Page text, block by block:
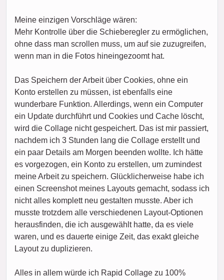
Meine einzigen Vorschläge wären:
Mehr Kontrolle über die Schieberegler zu ermöglichen,
ohne dass man scrollen muss, um auf sie zuzugreifen,
wenn man in die Fotos hineingezoomt hat.
Das Speichern der Arbeit über Cookies, ohne ein
Konto erstellen zu müssen, ist ebenfalls eine
wunderbare Funktion. Allerdings, wenn ein Computer
ein Update durchführt und Cookies und Cache löscht,
wird die Collage nicht gespeichert. Das ist mir passiert,
nachdem ich 3 Stunden lang die Collage erstellt und
ein paar Details am Morgen beenden wollte. Ich hätte
es vorgezogen, ein Konto zu erstellen, um zumindest
meine Arbeit zu speichern. Glücklicherweise habe ich
einen Screenshot meines Layouts gemacht, sodass ich
nicht alles komplett neu gestalten musste. Aber ich
musste trotzdem alle verschiedenen Layout-Optionen
herausfinden, die ich ausgewählt hatte, da es viele
waren, und es dauerte einige Zeit, das exakt gleiche
Layout zu duplizieren.
Alles in allem würde ich Rapid Collage zu 100%